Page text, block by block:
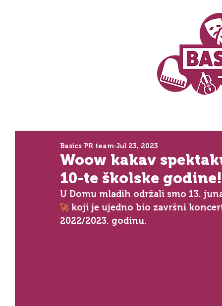
Woow kakav
10-te školske
Basics PR team Jul 23, 2023
U Domu mladih održali smo 13.
🚀 koji je ujedno bio završni
2022/2023. godinu. ⁣⁣